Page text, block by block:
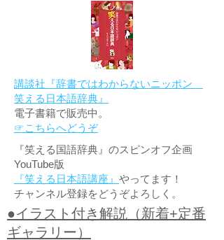
講談社『辞書ではわからないニッポン
笑える日本語辞典』
電子書籍で販売中。
☞こちらへどうぞ
『笑える国語辞典』のスピンオフ企画
YouTube版
『笑える日本語講座』 やってます！
チャンネル登録をどうぞよろしく。
●イラスト付き解説（新着+定番
ギャラリー）